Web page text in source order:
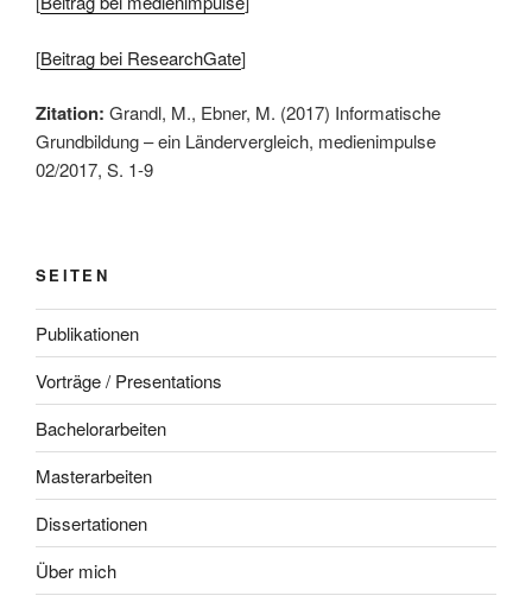
[Beitrag bei ResearchGate]
Zitation: Grandl, M., Ebner, M. (2017) Informatische
Grundbildung – ein Ländervergleich, medienimpulse
02/2017, S. 1-9
SEITEN
Publikationen
Vorträge / Presentations
Bachelorarbeiten
Masterarbeiten
Dissertationen
Über mich